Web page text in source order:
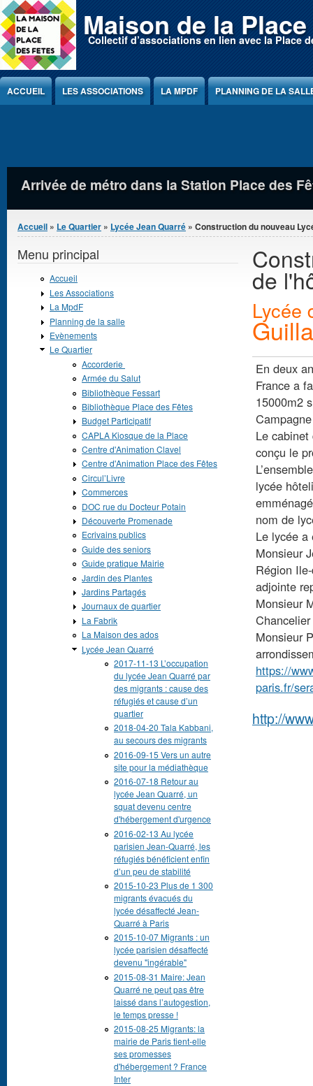
Jump to Content Maison de la
Collectif d’associations en lien avec la Place
ACCUEIL LES ASSOCIATIONS LA MPDF PLANNING DE LA
Piétons remontant la rue Eugenie Cotton,
Vous êtes ici
Accueil » Le Quartier » Lycée Jean Quarré » Construction du nouveau
de
Lycée
En deux
France a
15000m2
Le cabinet
conçu le
lycée
nom de
Le lycée a
Monsieur
Région
adjointe
Monsieur
Monsieur
https://
paris.fr/
http://
Menu principal
Accueil
Les Associations
La MpdF
Planning de la salle
Evènements
Le Quartier
Accorderie
Armée du Salut
Bibliothèque Fessart
Bibliothèque Place des Fêtes
Budget Participatif
CAPLA Kiosque de la Place
Centre d'Animation Clavel
Centre d'Animation Place des Fêtes
Circul’Livre
Commerces
DOC rue du Docteur Potain
Découverte Promenade
Ecrivains publics
Guide des seniors
Guide pratique Mairie
Jardin des Plantes
Jardins Partagés
Journaux de quartier
La Fabrik
La Maison des ados
Lycée Jean Quarré
2017-11-13 L’occupation
du lycée Jean Quarré par
des migrants : cause des
réfugiés et cause d’un
quartier
2018-04-20 Tala Kabbani,
au secours des migrants
2016-09-15 Vers un autre
site pour la médiathèque
2016-07-18 Retour au
lycée Jean Quarré, un
squat devenu centre
d'hébergement d'urgence
2016-02-13 Au lycée
parisien Jean-Quarré, les
réfugiés bénéficient enfin
d’un peu de stabilité
2015-10-23 Plus de 1 300
migrants évacués du
lycée désaffecté Jean-
Quarré à Paris
2015-10-07 Migrants : un
lycée parisien désaffecté
devenu "ingérable"
2015-08-31 Maire: Jean
Quarré ne peut pas être
laissé dans l’autogestion,
le temps presse !
2015-08-25 Migrants: la
mairie de Paris tient-elle
ses promesses
d'hébergement ? France
Inter